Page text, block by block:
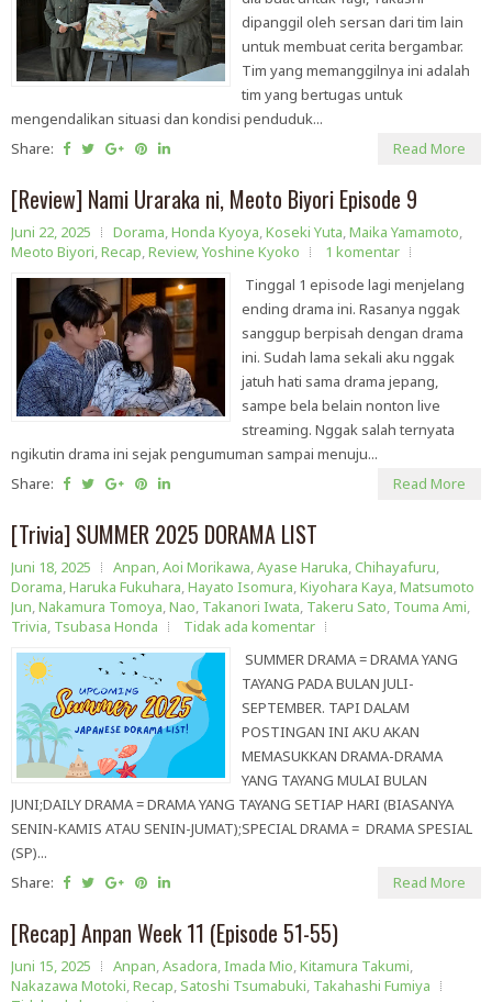
dipanggil oleh sersan dari tim lain
untuk membuat cerita bergambar.
Tim yang memanggilnya ini adalah
tim yang bertugas untuk
mengendalikan situasi dan kondisi penduduk...
Share:
Read More
[Review] Nami Uraraka ni, Meoto Biyori Episode 9
Juni 22, 2025 Dorama,Honda Kyoya,Koseki Yuta,Maika Yamamoto,
Meoto Biyori,Recap,Review,Yoshine Kyoko
1 komentar
Tinggal 1 episode lagi menjelang
ending drama ini. Rasanya nggak
sanggup berpisah dengan drama
ini. Sudah lama sekali aku nggak
jatuh hati sama drama jepang,
sampe bela belain nonton live
streaming. Nggak salah ternyata
ngikutin drama ini sejak pengumuman sampai menuju...
Share:
Read More
[Trivia] SUMMER 2025 DORAMA LIST
Juni 18, 2025 Anpan,Aoi Morikawa,Ayase Haruka,Chihayafuru,
Dorama,Haruka Fukuhara,Hayato Isomura,Kiyohara Kaya,Matsumoto
Jun,Nakamura Tomoya,Nao, Takanori Iwata, Takeru Sato, Touma Ami,
Trivia, Tsubasa Honda
Tidak ada komentar
SUMMER DRAMA = DRAMA YANG
TAYANG PADA BULAN JULI-
SEPTEMBER. TAPI DALAM
POSTINGAN INI AKU AKAN
MEMASUKKAN DRAMA-DRAMA
YANG TAYANG MULAI BULAN
JUNI;DAILY DRAMA = DRAMA YANG TAYANG SETIAP HARI (BIASANYA
SENIN-KAMIS ATAU SENIN-JUMAT);SPECIAL DRAMA = DRAMA SPESIAL
(SP)...
Share:
Read More
[Recap] Anpan Week 11 (Episode 51-55)
Juni 15, 2025 Anpan,Asadora,Imada Mio,Kitamura Takumi,
Nakazawa Motoki,Recap, Satoshi Tsumabuki, Takahashi Fumiya